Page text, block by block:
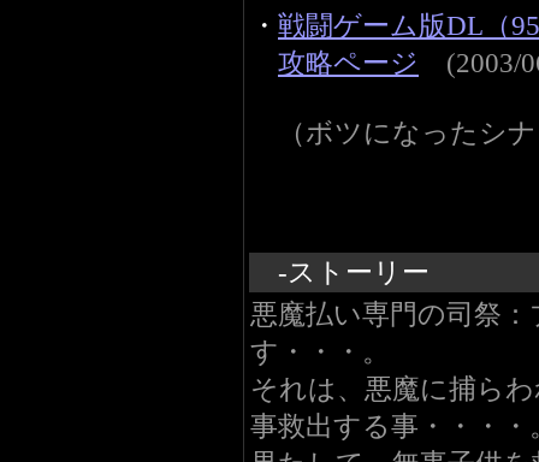
・ 戦闘ゲーム版DL（
攻略ページ (2003/
（ボツになったシ
-ストーリー
悪魔払い専門の司祭
す・・・。
それは、悪魔に捕ら
事救出する事・・・・